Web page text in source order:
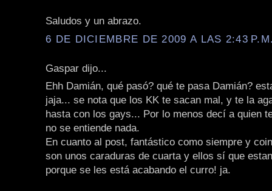
Saludos y un abrazo.
6 DE DICIEMBRE DE 2009 A LAS 2:43
Gaspar dijo...
Ehh Damián, qué pasó? qué te pasa Damián?
jaja... se nota que los KK te sacan mal, y te la
hasta con los gays... Por lo menos decí a quien
no se entiende nada.
En cuanto al post, fantástico como siempre y
son unos caraduras de cuarta y ellos sí que
porque se les está acabando el curro! ja.